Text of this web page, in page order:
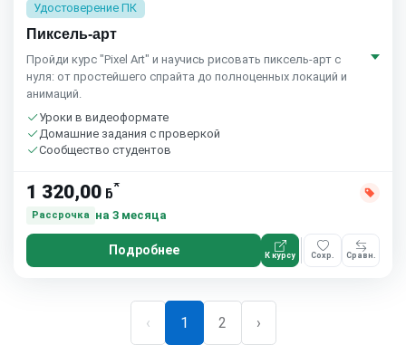
Удостоверение ПК
Пиксель-арт
Пройди курс "Pixel Art" и научись рисовать пиксель-арт с
нуля: от простейшего спрайта до полноценных локаций и
анимаций.
Уроки в видеоформате
Домашние задания с проверкой
Сообщество студентов
1 320,00 ƃ*
Рассрочка на 3 месяца
Подробнее К курсу Сохр. Сравн.
‹ 1 2 ›